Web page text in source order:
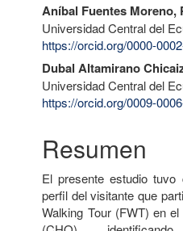
Aníbal Fuentes Moreno,
Universidad Central del
https://orcid.org/0000-
Dubal Altamirano
Universidad Central del
https://orcid.org/0009-
Resumen
El presente estudio
perfil del visitante que
Walking Tour (FWT) en